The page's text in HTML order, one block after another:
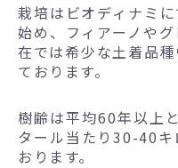
栽培はビオディナミ
始め、フィアーノや
在では希少な土着品
ております。
樹齢は平均60年以上
タール当たり30-40キ
おります。